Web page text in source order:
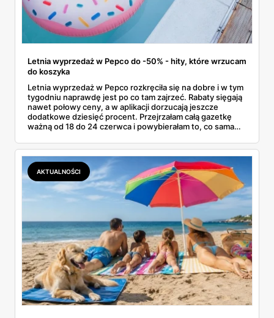
Letnia wyprzedaż w Pepco do -50% - hity, które wrzucam
do koszyka
Letnia wyprzedaż w Pepco rozkręciła się na dobre i w tym
tygodniu naprawdę jest po co tam zajrzeć. Rabaty sięgają
nawet połowy ceny, a w aplikacji dorzucają jeszcze
dodatkowe dziesięć procent. Przejrzałam całą gazetkę
ważną od 18 do 24 czerwca i powybierałam to, co sama
bawełniane ubranka dla dzieci, koszulki z bajkowymi
postaciami. Wszystko z jednej gazetki, bez biegania po
pół mieście.
AKTUALNOŚCI